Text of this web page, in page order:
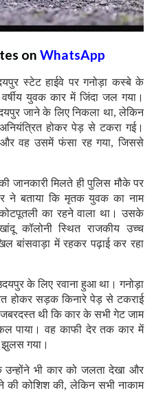
on WhatsApp
स्टेट हाईवे पर गनोड़ा कस्बे के
युवक कार में जिंदा जल गया।
जाने के लिए निकला था, लेकिन
होकर पेड़ से टकरा गई।
वह उसमें फंसा रह गया, जिससे
जानकारी मिलते ही पुलिस मौके पर
ने बताया कि मृतक युवक का नाम
का रहने वाला था। उसके
कॉलोनी स्थित राजकीय उच्च
बांसवाड़ा में रहकर पढ़ाई कर रहा
के लिए रवाना हुआ था। गनोड़ा
होकर सड़क किनारे पेड़ से टकराई
थी कि कार के सभी गेट जाम
पाया। वह काफी देर तक कार में
गया।
कि उन्होंने भी कार को जलता देखा और
कोशिश की, लेकिन सभी नाकाम